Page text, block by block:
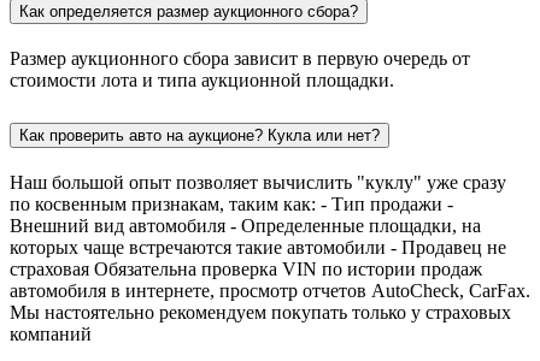
Как определяется размер аукционного сбора?
Размер аукционного сбора зависит в первую очередь от
стоимости лота и типа аукционной площадки.
Как проверить авто на аукционе? Кукла или нет?
Наш большой опыт позволяет вычислить "куклу" уже сразу
по косвенным признакам, таким как: - Тип продажи -
Внешний вид автомобиля - Определенные площадки, на
которых чаще встречаются такие автомобили - Продавец не
страховая Обязательна проверка VIN по истории продаж
автомобиля в интернете, просмотр отчетов AutoCheck, CarFax.
Мы настоятельно рекомендуем покупать только у страховых
компаний